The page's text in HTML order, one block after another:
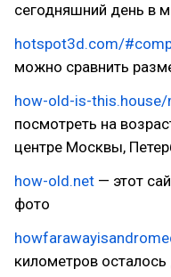
сегодняшний день в
hotspot3d.com/
можно сравнить
how-old-is-
посмотреть на
центре Москвы,
how-old.net — этот
фото
километров